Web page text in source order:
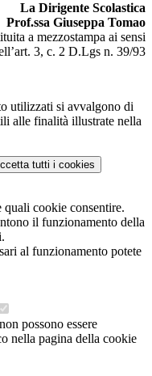
La Dirigente Scolastica
Prof.ssa Giuseppa Tomao
a mezzostampa ai sensi
3, c. 2 D.Lgs n. 39/93
utilizzati si avvalgono di
alle finalità illustrate nella
tutti i cookies
quali cookie consentire.
il funzionamento della
al funzionamento potete
possono essere
nella pagina della cookie